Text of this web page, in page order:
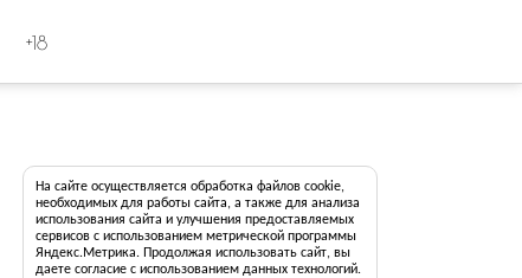
+18
На сайте осуществляется обработка файлов cookie,
необходимых для работы сайта, а также для анализа
использования сайта и улучшения предоставляемых
сервисов с использованием метрической программы
Яндекс.Метрика. Продолжая использовать сайт, вы
даете согласие с использованием данных технологий.